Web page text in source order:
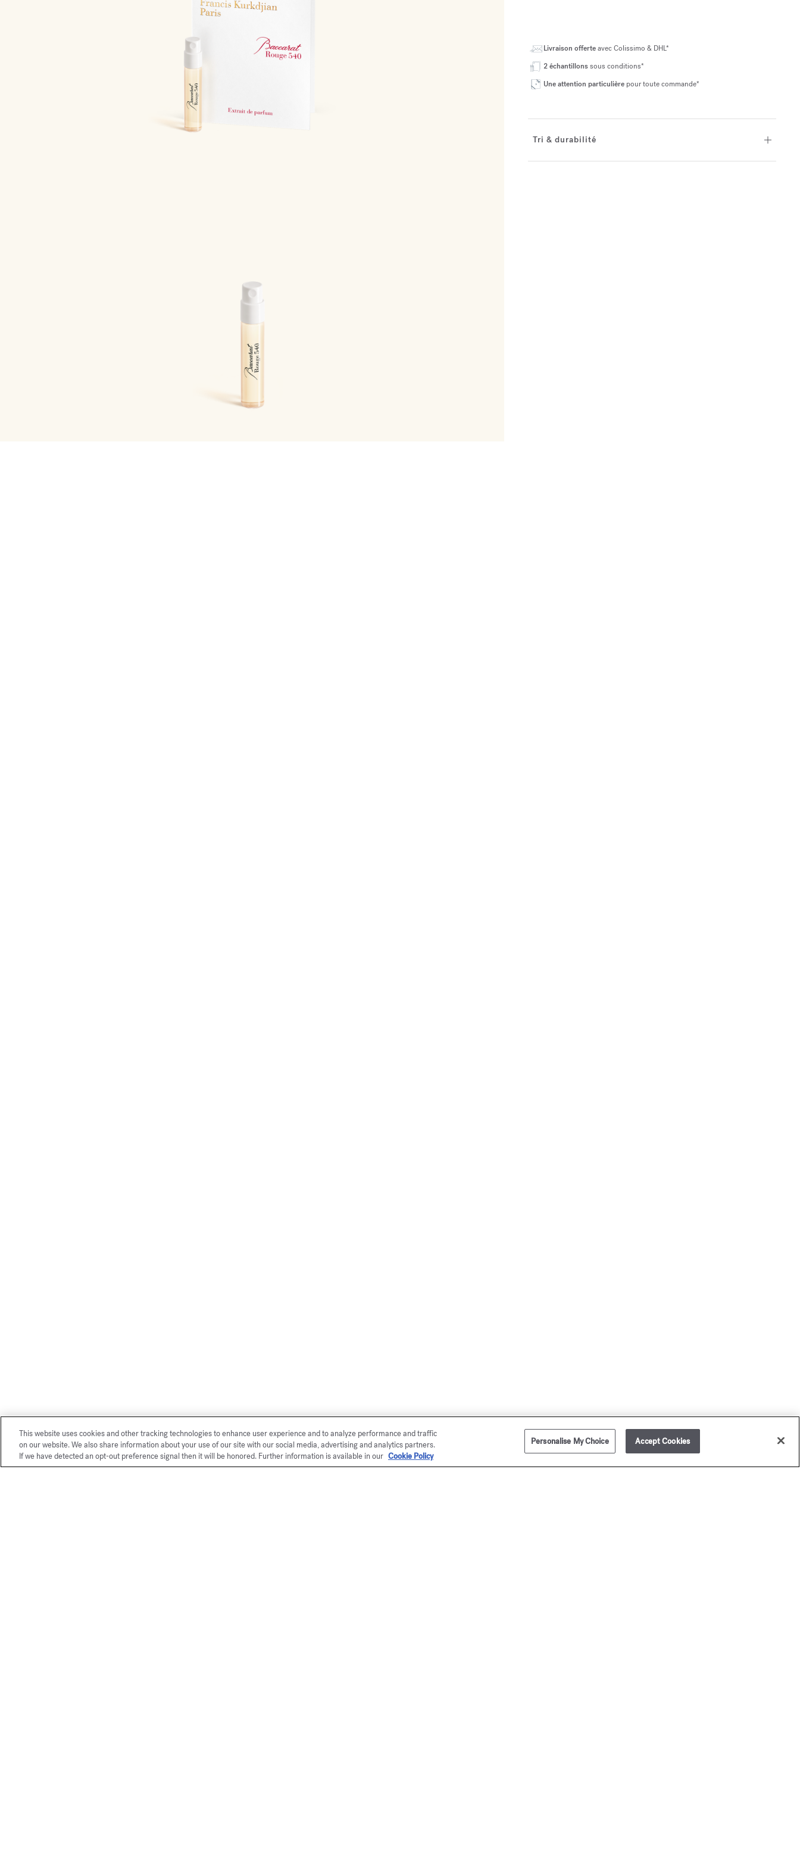
Livraison offerteavec Colissimo & DHL*
2 échantillonssous conditions*
Une attention particulière pour toute commande*
Tri & durabilité
This website uses cookies and other tracking technologies to enhance user experience and to analyze performance and traffic
on our website. We also share information about your use of our site with our social media, advertising and analytics partners.
If we have detected an opt-out preference signal then it will be honored. Further information is available in our Cookie Policy
Personalise My Choice Accept Cookies